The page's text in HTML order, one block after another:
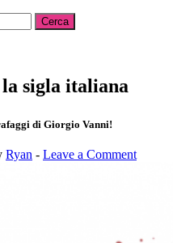
sigla italiana
di Giorgio Vanni!
Ryan - Leave a Comment